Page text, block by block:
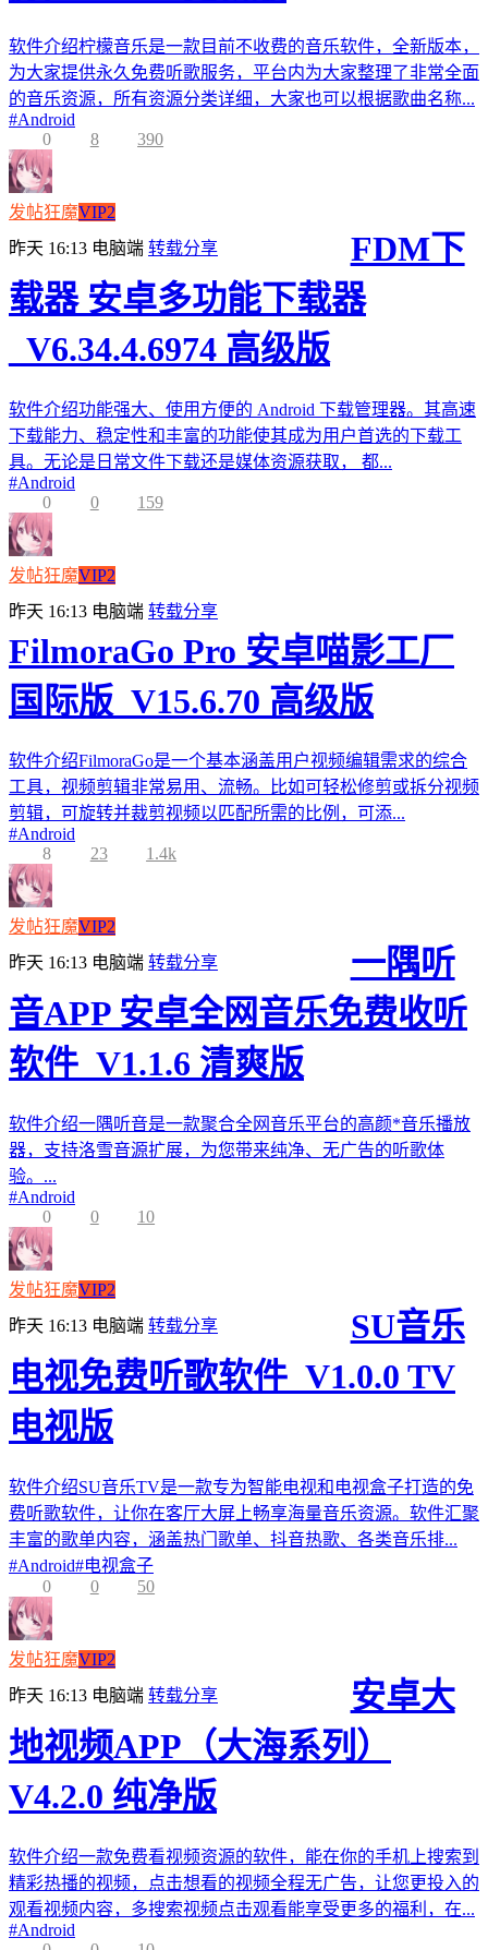
软件介绍柠檬音乐是一款目前不收费的音乐软件，全新版本，
为大家提供永久免费听歌服务，平台内为大家整理了非常全面
的音乐资源，所有资源分类详细，大家也可以根据歌曲名称...
#Android
0
8 390
发帖狂魔VIP2
昨天 16:13 电脑端 转载分享
FDM下
载器 安卓多功能下载器
_V6.34.4.6974 高级版
软件介绍功能强大、使用方便的 Android 下载管理器。其高速
下载能力、稳定性和丰富的功能使其成为用户首选的下载工
具。无论是日常文件下载还是媒体资源获取， 都...
#Android
0
0 159
发帖狂魔VIP2
昨天 16:13 电脑端 转载分享
FilmoraGo Pro 安卓喵影工厂
国际版_V15.6.70 高级版
软件介绍FilmoraGo是一个基本涵盖用户视频编辑需求的综合
工具，视频剪辑非常易用、流畅。比如可轻松修剪或拆分视频
剪辑，可旋转并裁剪视频以匹配所需的比例，可添...
#Android
8
23 1.4k
发帖狂魔VIP2
昨天 16:13 电脑端 转载分享
一隅听
音APP 安卓全网音乐免费收听
软件_V1.1.6 清爽版
软件介绍一隅听音是一款聚合全网音乐平台的高颜*音乐播放
器，支持洛雪音源扩展，为您带来纯净、无广告的听歌体
验。...
#Android
0
0 10
发帖狂魔VIP2
昨天 16:13 电脑端 转载分享
SU音乐
电视免费听歌软件_V1.0.0 TV
电视版
软件介绍SU音乐TV是一款专为智能电视和电视盒子打造的免
费听歌软件，让你在客厅大屏上畅享海量音乐资源。软件汇聚
丰富的歌单内容，涵盖热门歌单、抖音热歌、各类音乐排...
#Android#电视盒子
0
0 50
发帖狂魔VIP2
昨天 16:13 电脑端 转载分享
安卓大
地视频APP（大海系列）
V4.2.0 纯净版
软件介绍一款免费看视频资源的软件，能在你的手机上搜索到
精彩热播的视频，点击想看的视频全程无广告，让您更投入的
观看视频内容，多搜索视频点击观看能享受更多的福利，在...
#Android